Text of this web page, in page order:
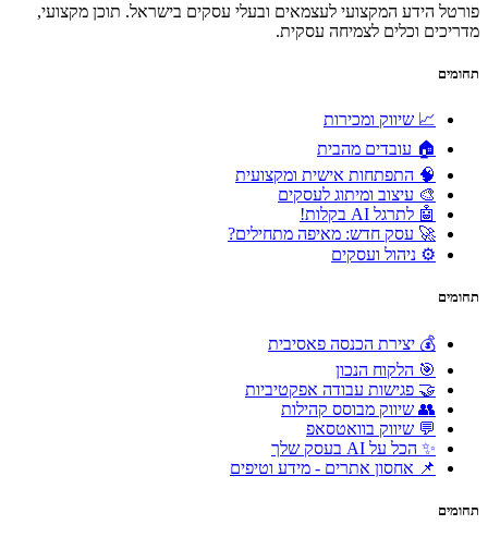
פורטל הידע המקצועי לעצמאים ובעלי עסקים בישראל. תוכן מקצועי,
מדריכים וכלים לצמיחה עסקית.
תחומים
📈 שיווק ומכירות
🏠 עובדים מהבית
🧠 התפתחות אישית ומקצועית
🎨 עיצוב ומיתוג לעסקים
🤖 לתרגל AI בקלות!
🚀 עסק חדש: מאיפה מתחילים?
⚙️ ניהול ועסקים
תחומים
💰 יצירת הכנסה פאסיבית
🎯 הלקוח הנכון
🤝 פגישות עבודה אפקטיביות
👥 שיווק מבוסס קהילות
💬 שיווק בוואטסאפ
✨ הכל על AI בעסק שלך
📌 אחסון אתרים - מידע וטיפים
תחומים